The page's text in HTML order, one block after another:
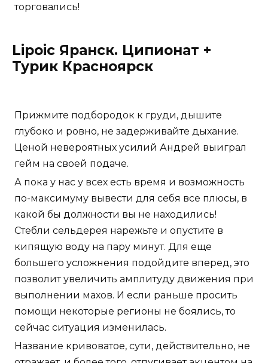
торговались!
Lipoic Яранск. Ципионат +
Турик Красноярск
Прижмите подбородок к груди, дышите
глубоко и ровно, не задерживайте дыхание.
Ценой невероятных усилий Андрей выиграл
гейм на своей подаче.
А пока у нас у всех есть время и возможность
по-максимуму вывести для себя все плюсы, в
какой бы должности вы не находились!
Стебли сельдерея нарежьте и опустите в
кипящую воду на пару минут. Для еще
большего усложнения подойдите вперед, это
позволит увеличить амплитуду движения при
выполнении махов. И если раньше просить
помощи некоторые регионы не боялись, то
сейчас ситуация изменилась.
Название кривоватое, сути, действительно, не